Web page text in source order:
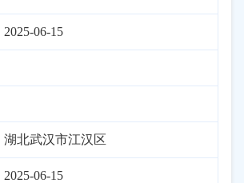
2025-06-15
湖北武汉市江汉区
2025-06-15